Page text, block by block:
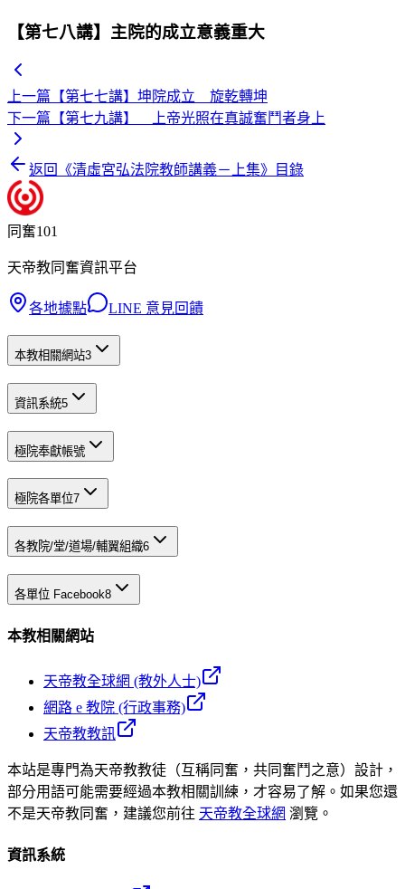
【第七八講】主院的成立意義重大
上一篇 【第七七講】坤院成立 旋乾轉坤
下一篇 【第七九講】 上帝光照在真誠奮鬥者身上
返回《清虛宮弘法院教師講義－上集》目錄
同奮101
天帝教同奮資訊平台
各地據點 LINE 意見回饋
本教相關網站3
資訊系統5
極院奉獻帳號
極院各單位7
各教院/堂/道場/輔翼組織6
各單位 Facebook8
本教相關網站
天帝教全球網 (教外人士)
網路 e 教院 (行政事務)
天帝教教訊
本站是專門為天帝教教徒（互稱同奮，共同奮鬥之意）設計，
部分用語可能需要經過本教相關訓練，才容易了解。如果您還
不是天帝教同奮，建議您前往 天帝教全球網 瀏覽。
資訊系統